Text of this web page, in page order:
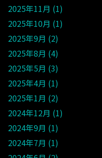
2025年11月 1
2025年10月 1
2025年9月 2
2025年8月 4
2025年5月 3
2025年4月 1
2025年1月 2
2024年12月 1
2024年9月 1
2024年7月 1